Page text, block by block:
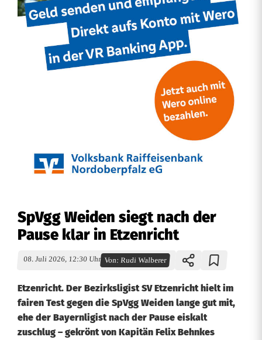
SpVgg Weiden siegt nach der
Pause klar in Etzenricht
08. Juli 2026, 12:30 Uhr Von:Rudi Walberer
Etzenricht. Der Bezirksligist SV Etzenricht hielt im
fairen Test gegen die SpVgg Weiden lange gut mit,
ehe der Bayernligist nach der Pause eiskalt
zuschlug – gekrönt von Kapitän Felix Behnkes